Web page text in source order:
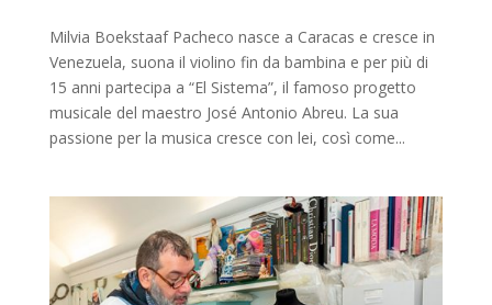
Milvia Boekstaaf Pacheco nasce a Caracas e cresce in
Venezuela, suona il violino fin da bambina e per più di
15 anni partecipa a “El Sistema”, il famoso progetto
musicale del maestro José Antonio Abreu. La sua
passione per la musica cresce con lei, così come...